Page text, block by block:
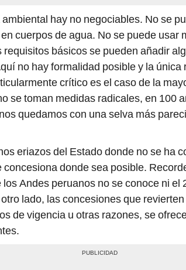
hay no negociables. No se
cuerpos de agua. No se puede usar
requisitos básicos se pueden añadir
no hay formalidad posible y la única
crítico es el caso de la
se toman medidas radicales, en 100
quedamos con una selva más
eriazos del Estado donde no se ha
concesiona donde sea posible.
Andes peruanos no se conoce ni el
lado, las concesiones que
de vigencia u otras razones, se